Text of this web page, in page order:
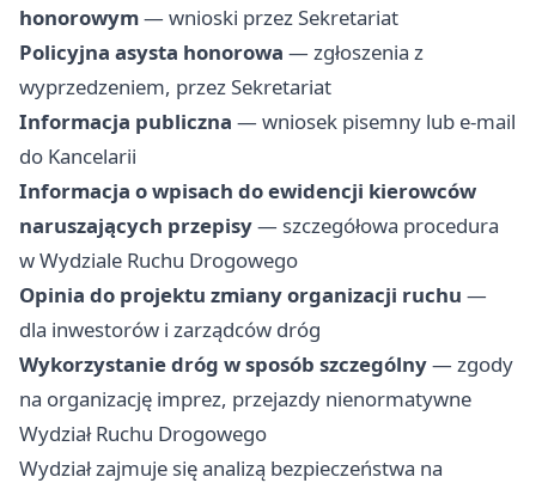
honorowym— wnioski przez Sekretariat
Policyjna asysta honorowa — zgłoszenia z
wyprzedzeniem, przez Sekretariat
Informacja publiczna — wniosek pisemny lub e-mail
do Kancelarii
Informacja o wpisach do ewidencji kierowców
naruszających przepisy— szczegółowa procedura
w Wydziale Ruchu Drogowego
Opinia do projektu zmiany organizacji ruchu —
dla inwestorów i zarządców dróg
Wykorzystanie dróg w sposób szczególny— zgody
na organizację imprez, przejazdy nienormatywne
Wydział Ruchu Drogowego
Wydział zajmuje się analizą bezpieczeństwa na